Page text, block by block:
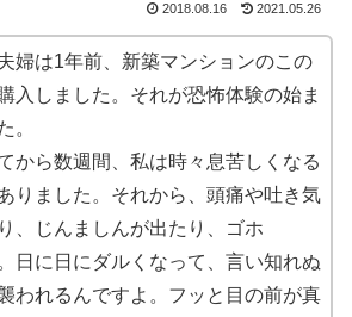
2018.08.16 2021.05.26
婦は1年前、新築マンションのこの
入しました。それが恐怖体験の始ま
。
から数週間、私は時々息苦しくなる
りました。それから、頭痛や吐き気
、じんましんが出たり、ゴホ
に日にダルくなって、言い知れぬ
われるんですよ。フッと目の前が真